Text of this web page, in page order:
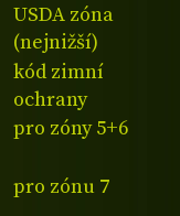
USDA zóna
(nejnižší)
kód zimní
ochrany
pro zóny 5+6
pro zónu 7